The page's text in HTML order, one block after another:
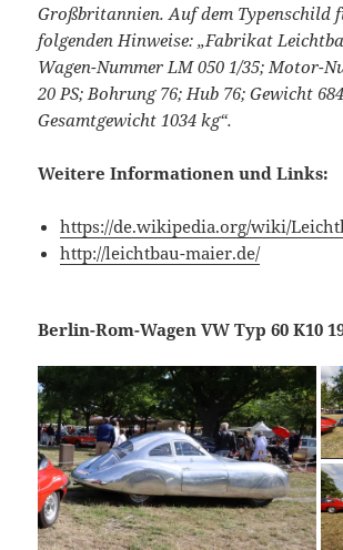
Großbritannien. Auf dem Typenschild
folgenden Hinweise: „Fabrikat
Wagen-Nummer LM 050 1/35; Motor-
20 PS; Bohrung 76; Hub 76; Gewicht
Gesamtgewicht 1034 kg“.
Weitere Informationen und Links:
https://de.wikipedia.org/wiki/
http://leichtbau-maier.de/
Berlin-Rom-Wagen VW Typ 60 K10